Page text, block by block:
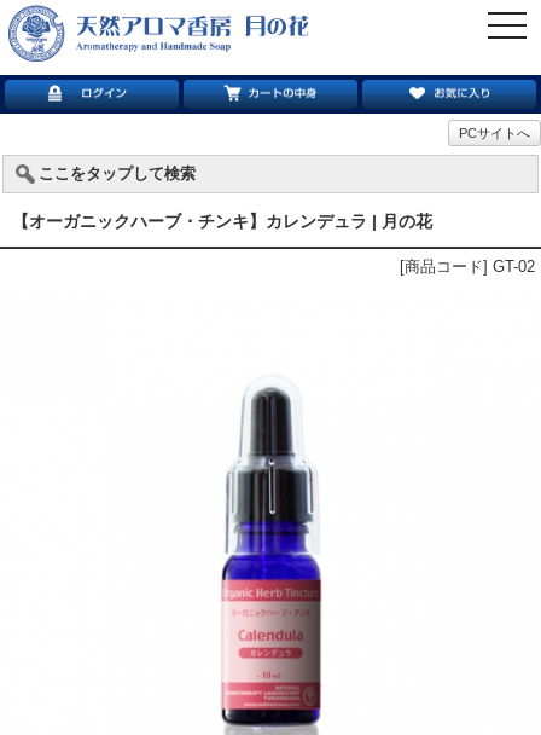
PCサイトへ
ここをタップして検索
【オーガニックハーブ・チンキ】カレンデュラ | 月の花
[商品コード] GT-02